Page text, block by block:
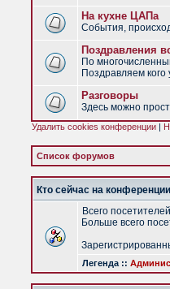
На кухне ЦАПа
События,
Поздравления
По
Поздравляем кого
Разговоры
Здесь можно
Удалить cookies конференции |
Список форумов
Кто сейчас на конференции
Всего
Больше всего
Легенда ::